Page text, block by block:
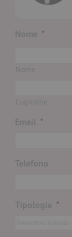
Nome *
Nome
Cognome
Email *
Telefono
Tipologia *